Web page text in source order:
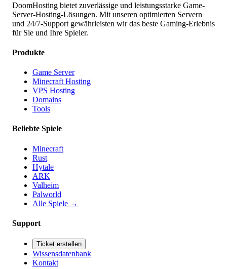
DoomHosting bietet zuverlässige und leistungsstarke Game-
Server-Hosting-Lösungen. Mit unseren optimierten Servern
und 24/7-Support gewährleisten wir das beste Gaming-Erlebnis
für Sie und Ihre Spieler.
Produkte
Game Server
Minecraft Hosting
VPS Hosting
Domains
Tools
Beliebte Spiele
Minecraft
Rust
Hytale
ARK
Valheim
Palworld
Alle Spiele →
Support
Ticket erstellen
Wissensdatenbank
Kontakt